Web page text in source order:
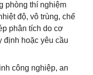
phòng thí nghiệm
độ, vô trùng, chế
phân tích do cơ
định hoặc yêu cầu
công nghiệp, an